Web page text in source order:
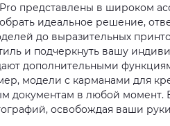
представлены в широком
идеальное решение,
до выразительных
и подчеркнуть вашу
дополнительными
модели с карманами для
документам в любой момент.
освобождая ваши